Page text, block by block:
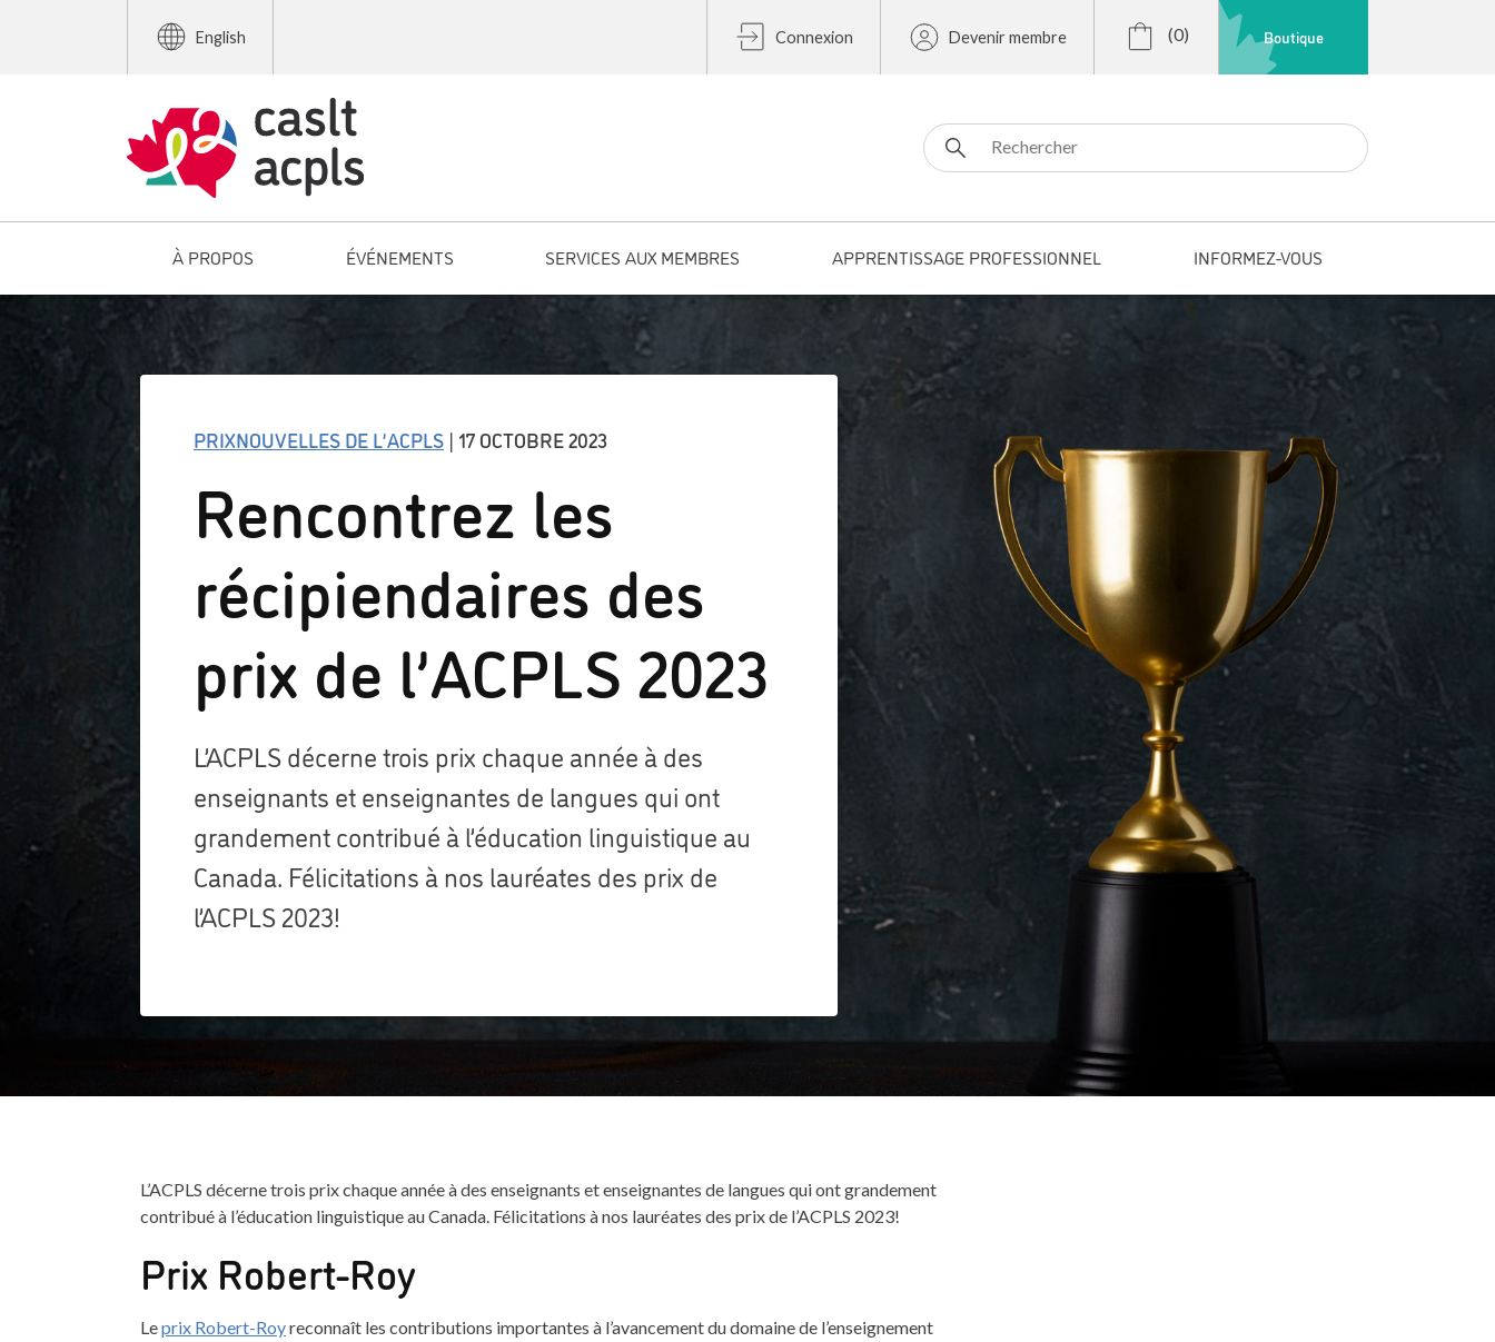
English Connexion Devenir membre (0) Boutique
Search for:
À PROPOS ÉVÉNEMENTS SERVICES AUX MEMBRES APPRENTISSAGE PROFESSIONNEL INFORMEZ-VOUS
PRIXNOUVELLES DE L’ACPLS | 17 OCTOBRE 2023
Rencontrez les
récipiendaires des
prix de l’ACPLS 2023
L’ACPLS décerne trois prix chaque année à des
enseignants et enseignantes de langues qui ont
grandement contribué à l’éducation linguistique au
Canada. Félicitations à nos lauréates des prix de
l’ACPLS 2023!
L’ACPLS décerne trois prix chaque année à des enseignants et enseignantes de langues qui ont grandement
contribué à l’éducation linguistique au Canada. Félicitations à nos lauréates des prix de l’ACPLS 2023!
Prix Robert-Roy
Leprix Robert-Royreconnaît les contributions importantes à l’avancement du domaine de l’enseignement